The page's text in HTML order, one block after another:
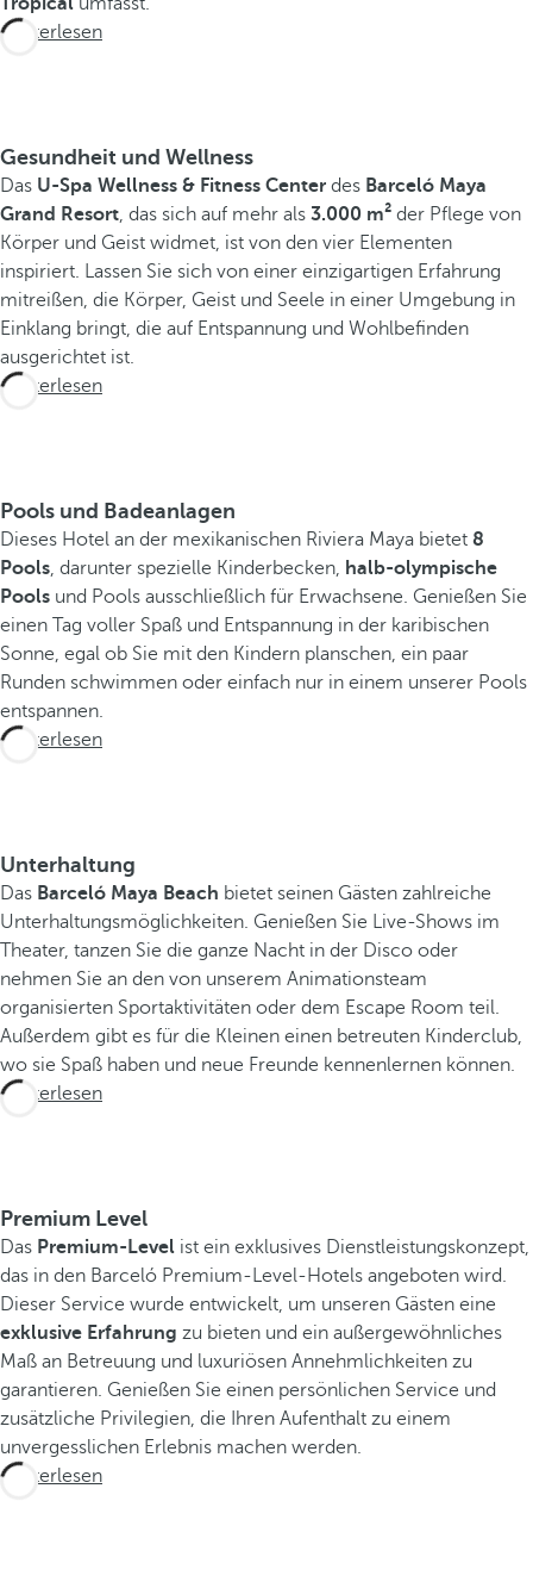
Weiterlesen
Gesundheit und Wellness
Das U-Spa Wellness & Fitness Center des Barceló Maya
Grand Resort, das sich auf mehr als 3.000 m² der Pflege von
Körper und Geist widmet, ist von den vier Elementen
inspiriert. Lassen Sie sich von einer einzigartigen Erfahrung
mitreißen, die Körper, Geist und Seele in einer Umgebung in
Einklang bringt, die auf Entspannung und Wohlbefinden
ausgerichtet ist.
Weiterlesen
Pools und Badeanlagen
Dieses Hotel an der mexikanischen Riviera Maya bietet 8
Pools, darunter spezielle Kinderbecken, halb-olympische
Pools und Pools ausschließlich für Erwachsene. Genießen Sie
einen Tag voller Spaß und Entspannung in der karibischen
Sonne, egal ob Sie mit den Kindern planschen, ein paar
Runden schwimmen oder einfach nur in einem unserer Pools
entspannen.
Weiterlesen
Unterhaltung
Das Barceló Maya Beach bietet seinen Gästen zahlreiche
Unterhaltungsmöglichkeiten. Genießen Sie Live-Shows im
Theater, tanzen Sie die ganze Nacht in der Disco oder
nehmen Sie an den von unserem Animationsteam
organisierten Sportaktivitäten oder dem Escape Room teil.
Außerdem gibt es für die Kleinen einen betreuten Kinderclub,
wo sie Spaß haben und neue Freunde kennenlernen können.
Weiterlesen
Premium Level
Das Premium-Level ist ein exklusives Dienstleistungskonzept,
das in den Barceló Premium-Level-Hotels angeboten wird.
Dieser Service wurde entwickelt, um unseren Gästen eine
exklusive Erfahrung zu bieten und ein außergewöhnliches
Maß an Betreuung und luxuriösen Annehmlichkeiten zu
garantieren. Genießen Sie einen persönlichen Service und
zusätzliche Privilegien, die Ihren Aufenthalt zu einem
unvergesslichen Erlebnis machen werden.
Weiterlesen
r
l
e
b
n
i
s
s